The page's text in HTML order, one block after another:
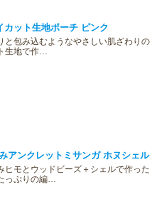
カット生地ポーチ ピンク
と包み込むようなやさしい肌ざわりの
生地で作…
アンクレットミサンガ ホヌシェル
ヒモとウッドビーズ＋シェルで作った
っぷりの編…